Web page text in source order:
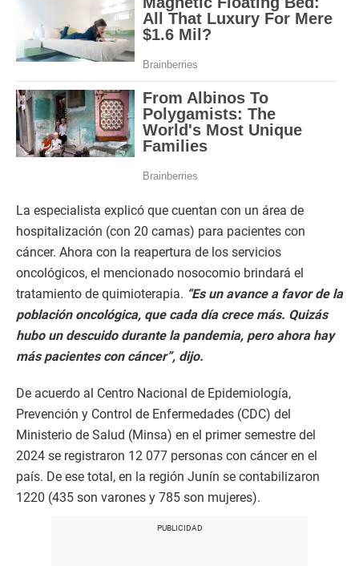
La especialista explicó que cuentan con un área de
hospitalización (con 20 camas) para pacientes con
cáncer. Ahora con la reapertura de los servicios
oncológicos, el mencionado nosocomio brindará el
tratamiento de quimioterapia. “Es un avance a favor de la
población oncológica, que cada día crece más. Quizás
hubo un descuido durante la pandemia, pero ahora hay
más pacientes con cáncer”, dijo.
De acuerdo al Centro Nacional de Epidemiología,
Prevención y Control de Enfermedades (CDC) del
Ministerio de Salud (Minsa) en el primer semestre del
2024 se registraron 12 077 personas con cáncer en el
país. De ese total, en la región Junín se contabilizaron
1220 (435 son varones y 785 son mujeres).